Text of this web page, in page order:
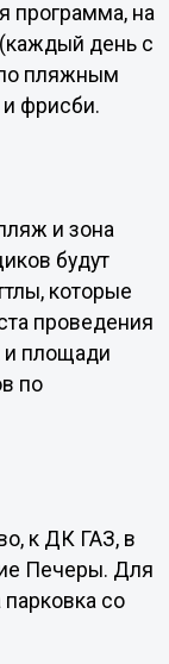
программа, на
день с
пляжным
и фрисби.
и зона
будут
которые
проведения
и площади
по
к ДК ГАЗ, в
Печеры. Для
со